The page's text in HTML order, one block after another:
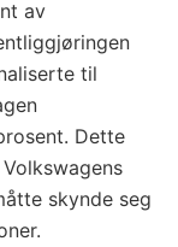
av
til
Dette
skynde seg